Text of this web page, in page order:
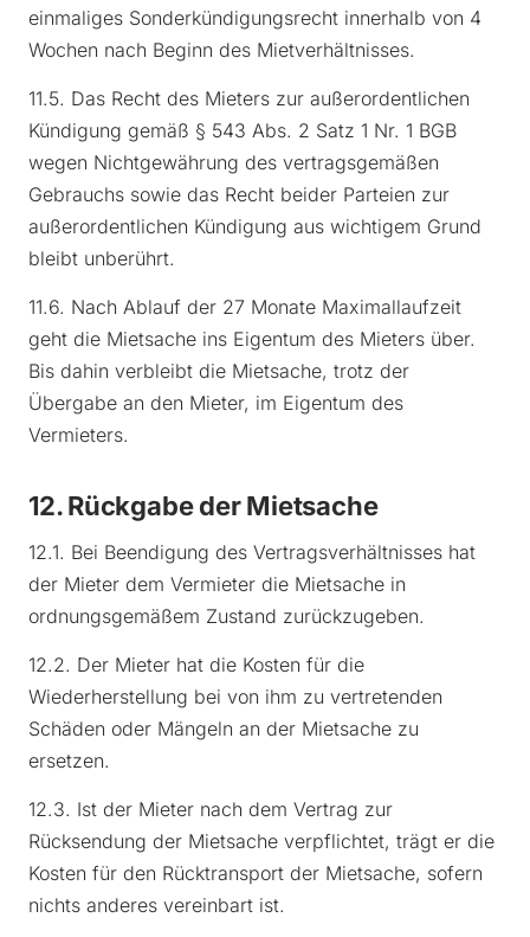
einmaliges Sonderkündigungsrecht innerhalb von 4
Wochen nach Beginn des Mietverhältnisses.
11.5. Das Recht des Mieters zur außerordentlichen
Kündigung gemäß § 543 Abs. 2 Satz 1 Nr. 1 BGB
wegen Nichtgewährung des vertragsgemäßen
Gebrauchs sowie das Recht beider Parteien zur
außerordentlichen Kündigung aus wichtigem Grund
bleibt unberührt.
11.6. Nach Ablauf der 27 Monate Maximallaufzeit
geht die Mietsache ins Eigentum des Mieters über.
Bis dahin verbleibt die Mietsache, trotz der
Übergabe an den Mieter, im Eigentum des
Vermieters.
12. Rückgabe der Mietsache
12.1. Bei Beendigung des Vertragsverhältnisses hat
der Mieter dem Vermieter die Mietsache in
ordnungsgemäßem Zustand zurückzugeben.
12.2. Der Mieter hat die Kosten für die
Wiederherstellung bei von ihm zu vertretenden
Schäden oder Mängeln an der Mietsache zu
ersetzen.
12.3. Ist der Mieter nach dem Vertrag zur
Rücksendung der Mietsache verpflichtet, trägt er die
Kosten für den Rücktransport der Mietsache, sofern
nichts anderes vereinbart ist.